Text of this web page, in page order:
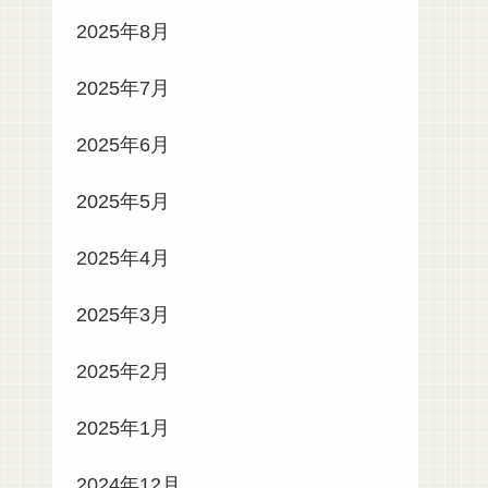
2025年8月
2025年7月
2025年6月
2025年5月
2025年4月
2025年3月
2025年2月
2025年1月